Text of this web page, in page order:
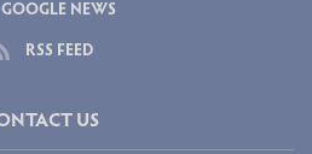
GOOGLE NEWS
RSS FEED
US